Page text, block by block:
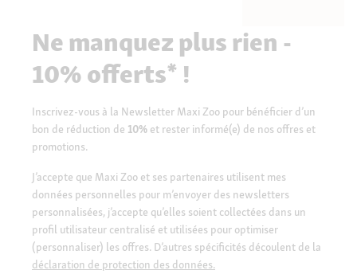
Ne manquez plus rien -
10% offerts* !
Inscrivez-vous à la Newsletter Maxi Zoo pour bénéficier d’un
bon de réduction de 10% et rester informé(e) de nos offres et
promotions.
J’accepte que Maxi Zoo et ses partenaires utilisent mes
données personnelles pour m’envoyer des newsletters
personnalisées, j’accepte qu’elles soient collectées dans un
profil utilisateur centralisé et utilisées pour optimiser
(personnaliser) les offres. D’autres spécificités découlent de la
déclaration de protection des données.